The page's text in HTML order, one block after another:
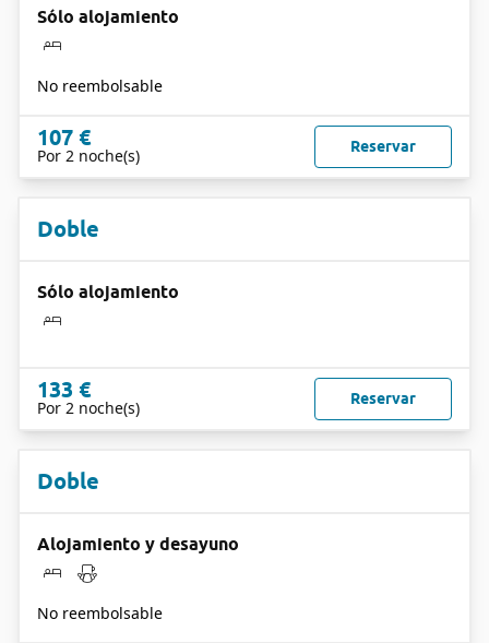
Sólo alojamiento
No reembolsable
107 €
Por 2 noche(s) Reservar
Doble
Sólo alojamiento
133 €
Por 2 noche(s) Reservar
Doble
Alojamiento y desayuno
No reembolsable